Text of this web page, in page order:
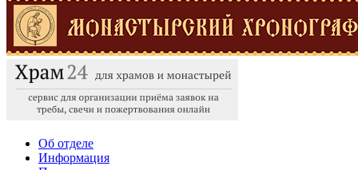
Об отделе
Информация